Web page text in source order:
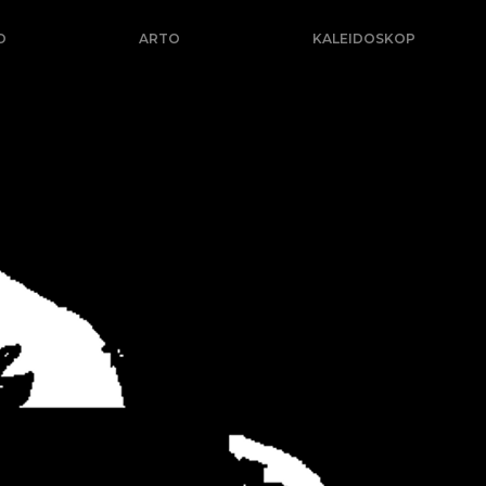
ARTO KALEIDOSKOP